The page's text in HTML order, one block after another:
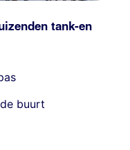
tank-en
buurt